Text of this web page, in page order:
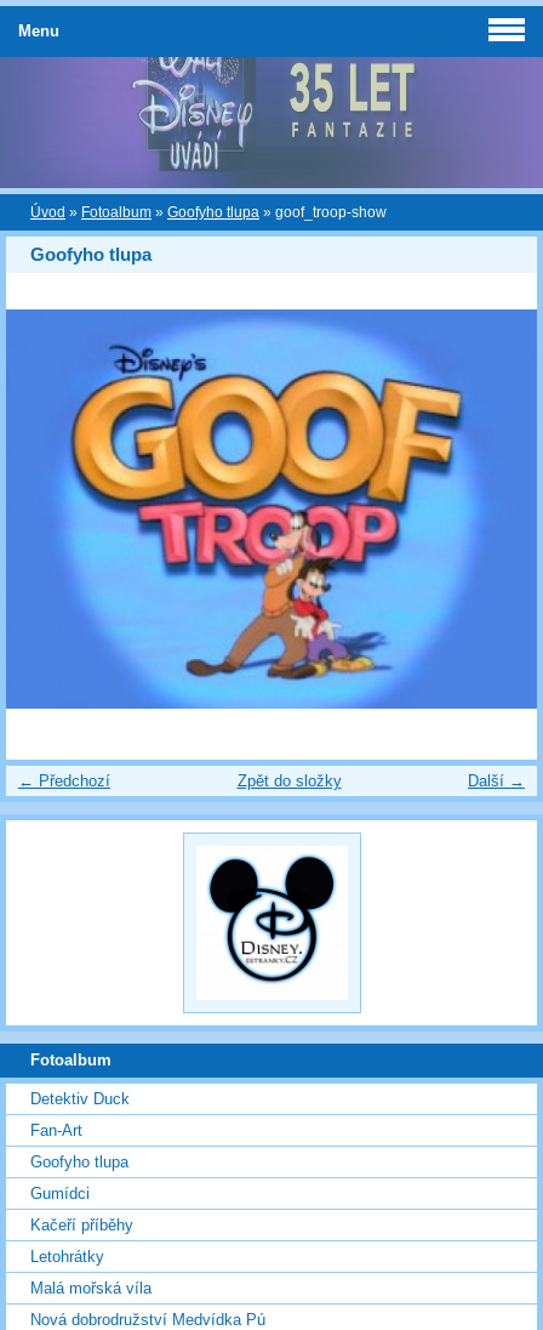
Úvod » Fotoalbum » Goofyho tlupa » goof_troop-show
Goofyho tlupa
← Předchozí Další →
Zpět do složky
Menu
Fotoalbum
Detektiv Duck
Fan-Art
Goofyho tlupa
Gumídci
Kačeří příběhy
Letohrátky
Malá mořská víla
Nová dobrodružství Medvídka Pú